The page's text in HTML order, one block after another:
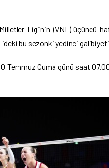
Ligi’nin (VNL) üçüncü
bu sezonki yedinci
Temmuz Cuma günü saat